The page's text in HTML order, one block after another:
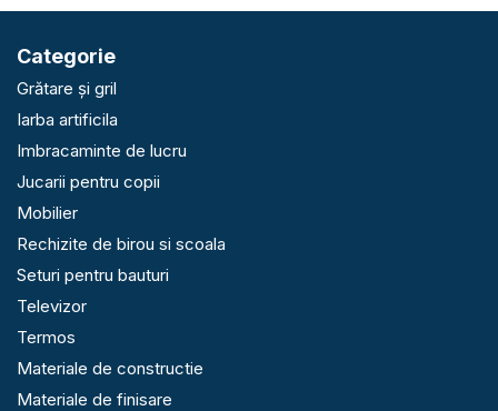
Categorie
Grătare și gril
Iarba artificila
Imbracaminte de lucru
Jucarii pentru copii
Mobilier
Rechizite de birou si scoala
Seturi pentru bauturi
Televizor
Termos
Materiale de constructie
Materiale de finisare